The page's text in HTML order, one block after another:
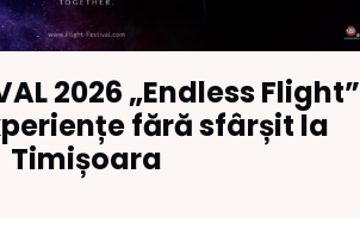
2026 „Endless Flight”
fără sfârșit la
Timișoara